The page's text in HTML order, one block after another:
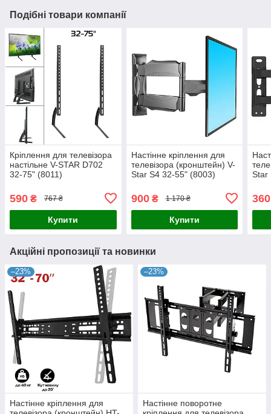
Подібні товари компанії
Кріплення для телевізора
настільне V-STAR D702
32-75" (8011)
590 ₴ 767 ₴
Купити
Настінне кріплення для
телевізора (кронштейн) V-
Star S4 32-55" (8003)
900₴ 1 170 ₴
Купити
Star
360
Акційні пропозиції та новинки
–23%
Настінне кріплення для
–23%
Настінне поворотне